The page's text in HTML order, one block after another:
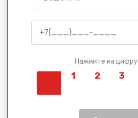
Нажмите на цифру